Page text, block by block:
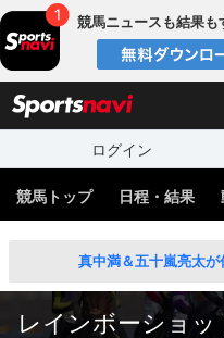
競馬ニュースも結果も
ログイン
競馬トップ 日程・結果
真中満＆五十嵐亮太が
レインボーショッ